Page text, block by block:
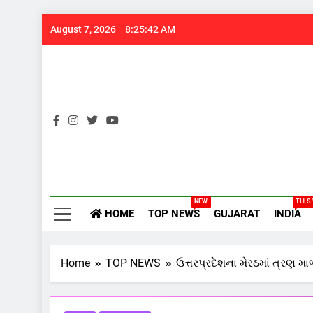
August 7, 2026 8:25:43 AM
HOME TOP NEWS
NEW
GUJARAT INDIA
THIS
Home TOP NEWS ઉત્તરપ્રદેશના મેરઠમાં ત્રણ